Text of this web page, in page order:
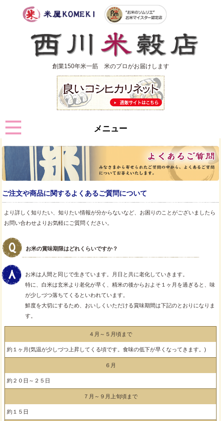
創業150年米一筋 米のプロがお届けします
メニュー
ご注文や商品に関するよくあるご質問について
より詳しく知りたい、知りたい情報が分からないなど、お困りのことがございましたら
お問い合わせよりお気軽にご質問ください。
お米の賞味期限はどれくらいですか？
お米は人間と同じで生きています。月日と共に老化していきます。
特に、白米は玄米より老化が早く、精米の後からおよそ１ヶ月を過ぎると、味
が少しづつ落ちてくるといわれています。
鮮度を大切にするため、おいしくいただける賞味期間は下記のとおりになりま
す。
４月～５月頃まで
約１ヶ月(気温が少しづつ上昇してくる頃です。食味の低下が早くなってきます。)
６月
約２０日～２５日
７月～９月上旬頃まで
約１５日